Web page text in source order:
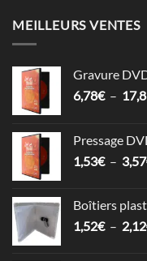
MEILLEURS VENTES
Gravure
6,78€ –
Pressage
1,53€ – 3,57
Boîtiers
1,52€ – 2,12